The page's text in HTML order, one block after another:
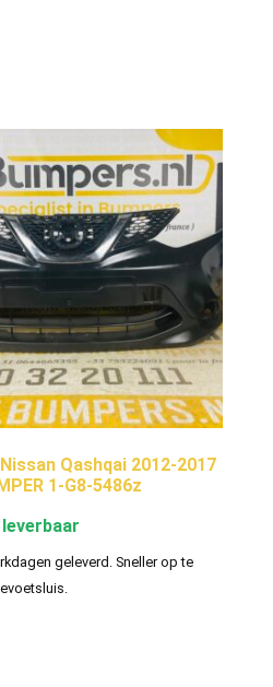
Qashqai 2012-2017
1-G8-5486z
geleverd. Sneller op te